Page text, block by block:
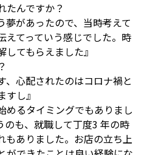
たんですか？
夢があったので、当時考えて
えてっていう感じでした。時
てもらえました』
、心配されたのはコロナ禍と
し』
めるタイミングでもありまし
のも、就職して丁度3 年の時
もありました。お店の立ち上